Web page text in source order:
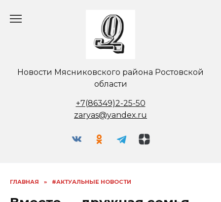
Новости Мясниковского района Ростовской
области
+7(86349)2-25-50
zaryas@yandex.ru
ГЛАВНАЯ » #АКТУАЛЬНЫЕ НОВОСТИ